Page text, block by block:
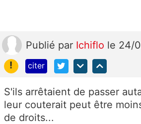
Publié par Ichiflo le 24/
!
citer
S'ils arrêtaient de passer
leur couterait peut être
de droits...